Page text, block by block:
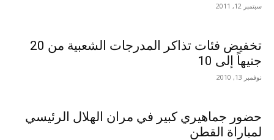
سبتمبر 12, 2011
تخفيض فئات تذاكر المدرجات الشعبية من 20
جنيهاً إلى 10
نوفمبر 13, 2010
حضور جماهيري كبير في مران الهلال الرئيسي
لمباراة القطن